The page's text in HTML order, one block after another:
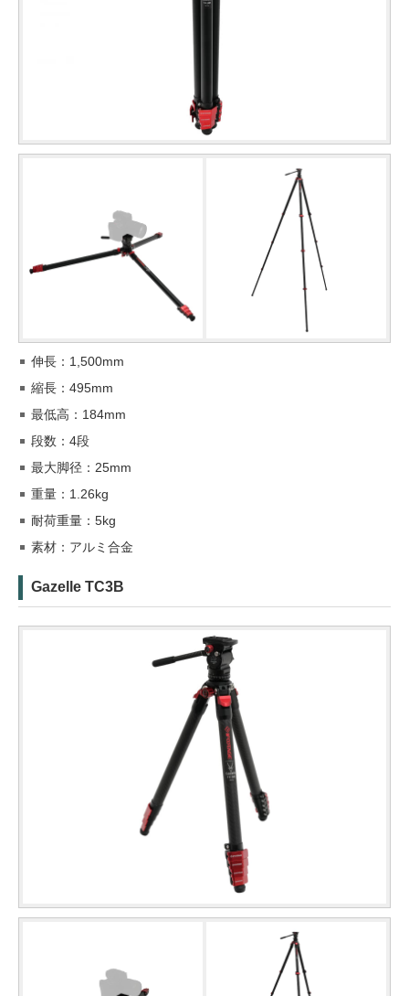
伸長：1,500mm
縮長：495mm
最低高：184mm
段数：4段
最大脚径：25mm
重量：1.26kg
耐荷重量：5kg
素材：アルミ合金
Gazelle TC3B